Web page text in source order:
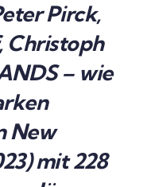
Pirck,
Christoph
– wie
New
mit 228